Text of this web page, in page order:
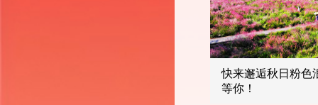
快来邂逅秋日粉色
等你！